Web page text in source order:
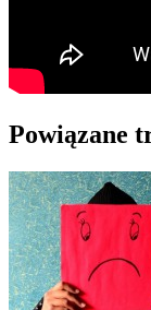
Powiązane